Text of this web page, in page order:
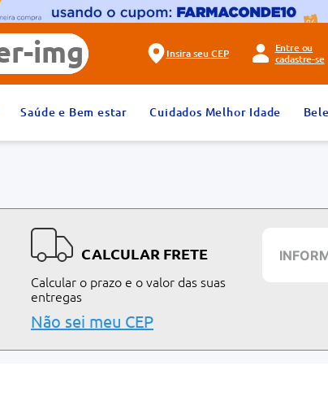
Insira seu CEP
Entre ou
cadastre-se
Saúde e Bem estar Cuidados Melhor Idade
CALCULAR FRETE
Calcular o prazo e o valor das suas
entregas
Não sei meu CEP